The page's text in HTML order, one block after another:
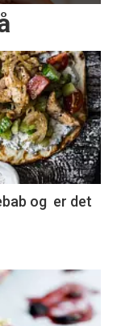
og er det